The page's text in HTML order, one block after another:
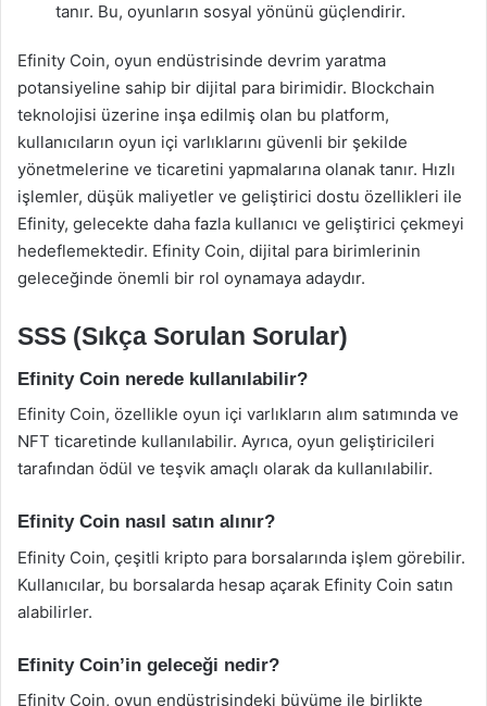
tanır. Bu, oyunların sosyal yönünü güçlendirir.
Efinity Coin, oyun endüstrisinde devrim yaratma
potansiyeline sahip bir dijital para birimidir. Blockchain
teknolojisi üzerine inşa edilmiş olan bu platform,
kullanıcıların oyun içi varlıklarını güvenli bir şekilde
yönetmelerine ve ticaretini yapmalarına olanak tanır. Hızlı
işlemler, düşük maliyetler ve geliştirici dostu özellikleri ile
Efinity, gelecekte daha fazla kullanıcı ve geliştirici çekmeyi
hedeflemektedir. Efinity Coin, dijital para birimlerinin
geleceğinde önemli bir rol oynamaya adaydır.
SSS (Sıkça Sorulan Sorular)
Efinity Coin nerede kullanılabilir?
Efinity Coin, özellikle oyun içi varlıkların alım satımında ve
NFT ticaretinde kullanılabilir. Ayrıca, oyun geliştiricileri
tarafından ödül ve teşvik amaçlı olarak da kullanılabilir.
Efinity Coin nasıl satın alınır?
Efinity Coin, çeşitli kripto para borsalarında işlem görebilir.
Kullanıcılar, bu borsalarda hesap açarak Efinity Coin satın
alabilirler.
Efinity Coin’in geleceği nedir?
Efinity Coin, oyun endüstrisindeki büyüme ile birlikte